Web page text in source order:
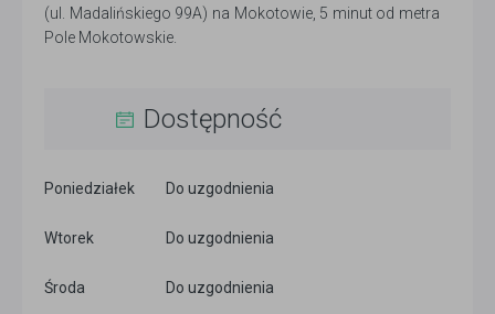
(ul. Madalińskiego 99A) na Mokotowie, 5 minut od metra
Pole Mokotowskie.
Dostępność
Poniedziałek Do uzgodnienia
Wtorek Do uzgodnienia
Środa Do uzgodnienia